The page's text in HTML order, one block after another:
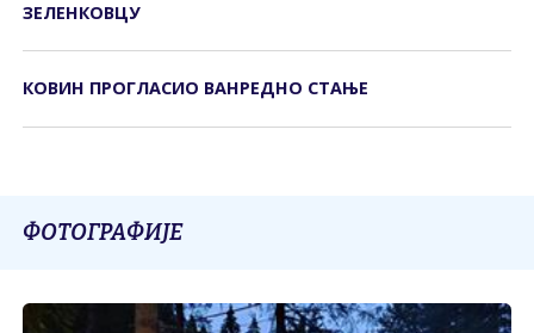
ЗЕЛЕНКОВЦУ
КОВИН ПРОГЛАСИО ВАНРЕДНО СТАЊЕ
ФОТОГРАФИЈЕ